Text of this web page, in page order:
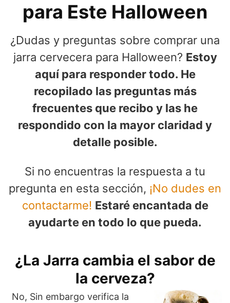
para Este Halloween
¿Dudas y preguntas sobre comprar una
jarra cervecera para Halloween? Estoy
aquí para responder todo. He
recopilado las preguntas más
frecuentes que recibo y las he
respondido con la mayor claridad y
detalle posible.
Si no encuentras la respuesta a tu
pregunta en esta sección, ¡No dudes en
contactarme! Estaré encantada de
ayudarte en todo lo que pueda.
¿La Jarra cambia el sabor de
la cerveza?
No, Sin embargo verifica la